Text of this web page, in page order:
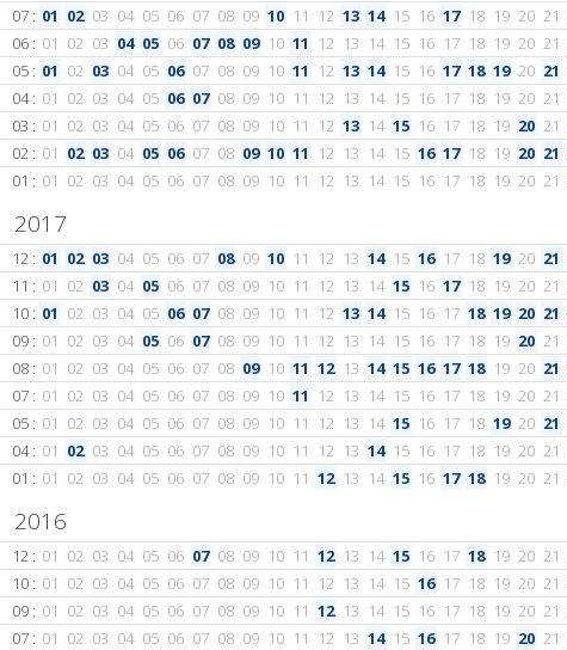
07 : 01 02 03 04 05 06 07 08 09 10 11 12 13 14 15 16 17 18 19 20 21
06 : 01 02 03 04 05 06 07 08 09 10 11 12 13 14 15 16 17 18 19 20 21
05 : 01 02 03 04 05 06 07 08 09 10 11 12 13 14 15 16 17 18 19 20 21
04 : 01 02 03 04 05 06 07 08 09 10 11 12 13 14 15 16 17 18 19 20 21
03 : 01 02 03 04 05 06 07 08 09 10 11 12 13 14 15 16 17 18 19 20 21
02 : 01 02 03 04 05 06 07 08 09 10 11 12 13 14 15 16 17 18 19 20 21
01 : 01 02 03 04 05 06 07 08 09 10 11 12 13 14 15 16 17 18 19 20 21
2017
12 : 01 02 03 04 05 06 07 08 09 10 11 12 13 14 15 16 17 18 19 20 21
11 : 01 02 03 04 05 06 07 08 09 10 11 12 13 14 15 16 17 18 19 20 21
10 : 01 02 03 04 05 06 07 08 09 10 11 12 13 14 15 16 17 18 19 20 21
09 : 01 02 03 04 05 06 07 08 09 10 11 12 13 14 15 16 17 18 19 20 21
08 : 01 02 03 04 05 06 07 08 09 10 11 12 13 14 15 16 17 18 19 20 21
07 : 01 02 03 04 05 06 07 08 09 10 11 12 13 14 15 16 17 18 19 20 21
05 : 01 02 03 04 05 06 07 08 09 10 11 12 13 14 15 16 17 18 19 20 21
04 : 01 02 03 04 05 06 07 08 09 10 11 12 13 14 15 16 17 18 19 20 21
01 : 01 02 03 04 05 06 07 08 09 10 11 12 13 14 15 16 17 18 19 20 21
2016
12 : 01 02 03 04 05 06 07 08 09 10 11 12 13 14 15 16 17 18 19 20 21
10 : 01 02 03 04 05 06 07 08 09 10 11 12 13 14 15 16 17 18 19 20 21
09 : 01 02 03 04 05 06 07 08 09 10 11 12 13 14 15 16 17 18 19 20 21
07 : 01 02 03 04 05 06 07 08 09 10 11 12 13 14 15 16 17 18 19 20 21